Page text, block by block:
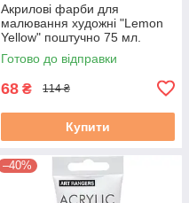
Акрилові фарби для
малювання художні "Lemon
Yellow" поштучно 75 мл.
Готово до відправки
68 ₴ 114 ₴
Купити
–40%